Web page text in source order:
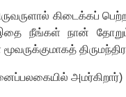
கிடைக்கப்
நீங்கள் நான் தோறும்
அமர்கிறார்)